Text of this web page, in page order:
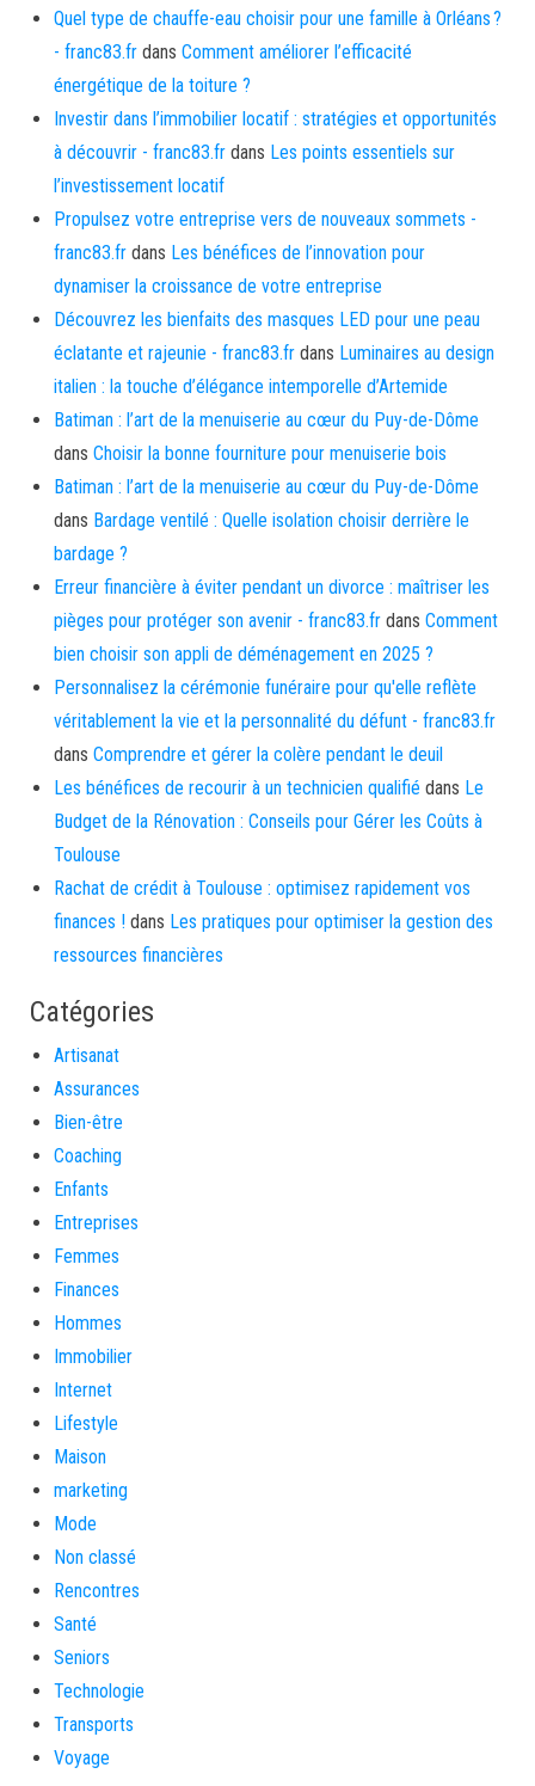
Quel type de chauffe-eau choisir pour une famille à Orléans ?
- franc83.fr dans Comment améliorer l’efficacité
énergétique de la toiture ?
Investir dans l’immobilier locatif : stratégies et opportunités
à découvrir - franc83.fr dans Les points essentiels sur
l’investissement locatif
Propulsez votre entreprise vers de nouveaux sommets -
franc83.fr dans Les bénéfices de l’innovation pour
dynamiser la croissance de votre entreprise
Découvrez les bienfaits des masques LED pour une peau
éclatante et rajeunie - franc83.fr dans Luminaires au design
italien : la touche d’élégance intemporelle d’Artemide
Batiman : l’art de la menuiserie au cœur du Puy-de-Dôme
dans Choisir la bonne fourniture pour menuiserie bois
Batiman : l’art de la menuiserie au cœur du Puy-de-Dôme
dans Bardage ventilé : Quelle isolation choisir derrière le
bardage ?
Erreur financière à éviter pendant un divorce : maîtriser les
pièges pour protéger son avenir - franc83.fr dans Comment
bien choisir son appli de déménagement en 2025 ?
Personnalisez la cérémonie funéraire pour qu'elle reflète
véritablement la vie et la personnalité du défunt - franc83.fr
dans Comprendre et gérer la colère pendant le deuil
Les bénéfices de recourir à un technicien qualifié dans Le
Budget de la Rénovation : Conseils pour Gérer les Coûts à
Toulouse
Rachat de crédit à Toulouse : optimisez rapidement vos
finances ! dans Les pratiques pour optimiser la gestion des
ressources financières
Catégories
Artisanat
Assurances
Bien-être
Coaching
Enfants
Entreprises
Femmes
Finances
Hommes
Immobilier
Internet
Lifestyle
Maison
marketing
Mode
Non classé
Rencontres
Santé
Seniors
Technologie
Transports
Voyage